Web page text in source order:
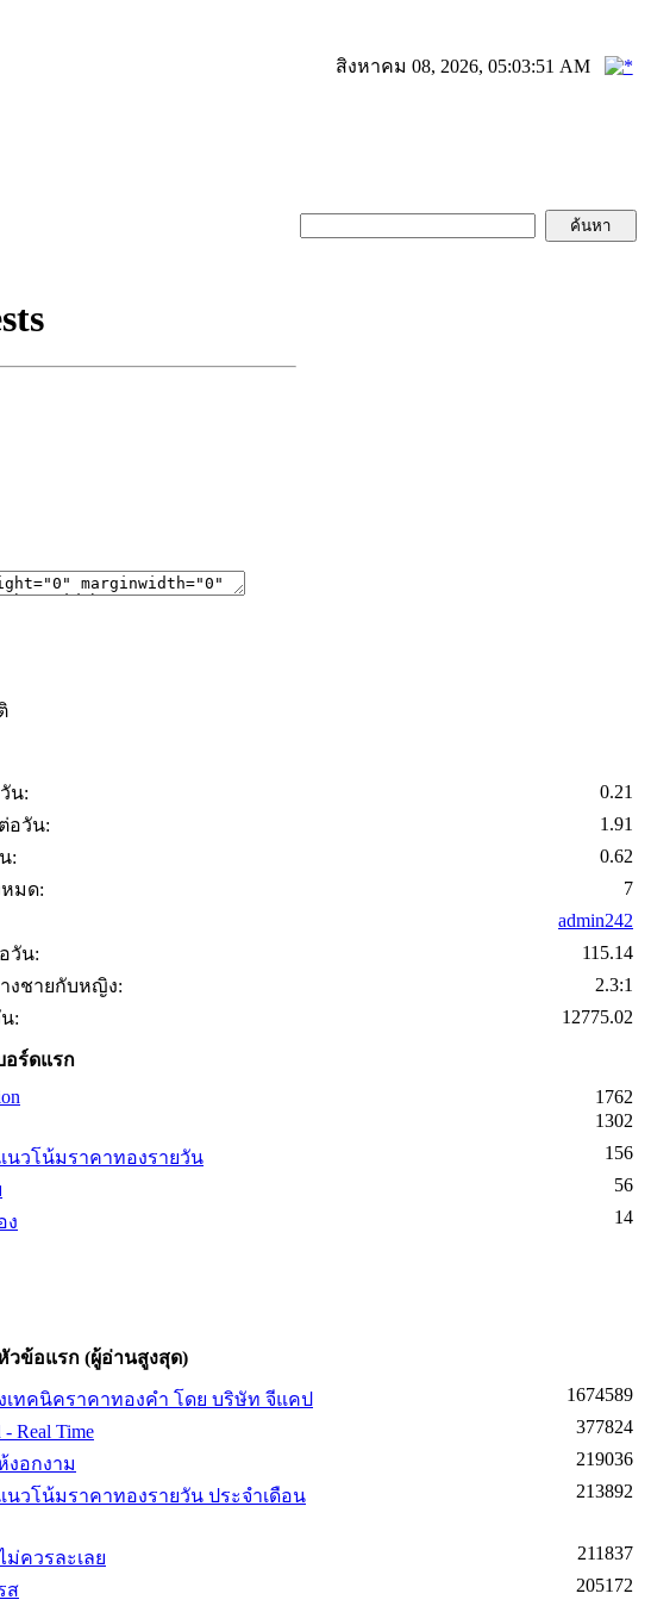
สิงหาคม 08, 2026, 05:03:51 AM
น:
0.21
อวัน:
1.91
:
0.62
มด:
7
admin242
วัน:
115.14
งชายกับหญิง:
2.3:1
:
12775.02
อร์ดแรก
1762
1302
นวโน้มราคาทองรายวัน
156
56
ง
14
วข้อแรก (ผู้อ่านสูงสุด)
เทคนิคราคาทองคำ โดย บริษัท จีแคป
1674589
Real Time
377824
งอกงาม
219036
นวโน้มราคาทองรายวัน ประจำเดือน
213892
ควรละเลย
211837
ส
205172